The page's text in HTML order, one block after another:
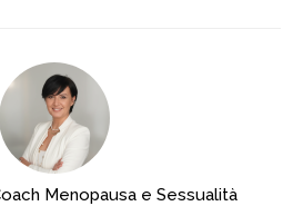
Menopausa e Sessualità